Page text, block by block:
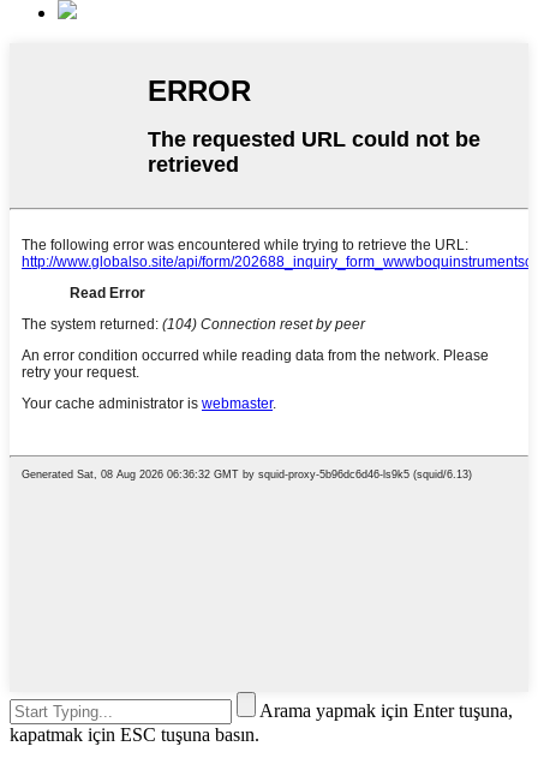
Arama yapmak için Enter tuşuna,
kapatmak için ESC tuşuna basın.